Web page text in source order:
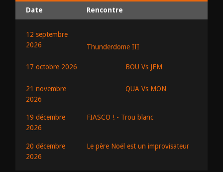
Date Rencontre
12 septembre
2026
Thunderdome III
17 octobre 2026 BOU Vs JEM
21 novembre
2026
QUA Vs MON
19 décembre
2026
FIASCO ! - Trou blanc
20 décembre
2026
Le père Noël est un improvisateur